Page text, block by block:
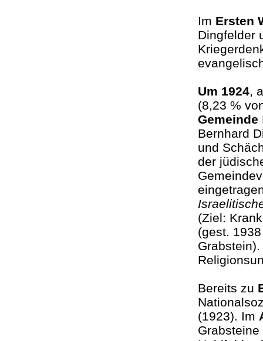
Im Ersten
Dingfelder
Um 1924,
(8,23 %
Gemeinde
Bernhard
und
der
(Ziel:
(gest.
Bereits zu
(1923). Im